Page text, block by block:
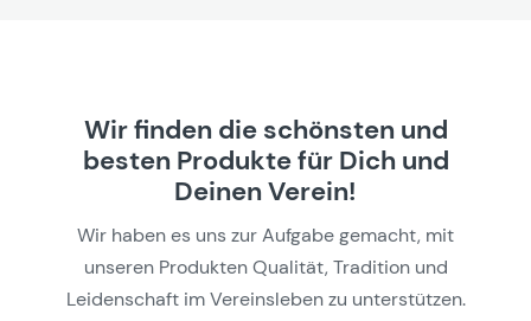
Wir finden die schönsten und
besten Produkte für Dich und
Deinen Verein!
Wir haben es uns zur Aufgabe gemacht, mit
unseren Produkten Qualität, Tradition und
Leidenschaft im Vereinsleben zu unterstützen.